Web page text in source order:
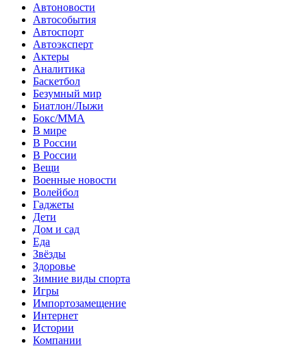
Автоновости
Автособытия
Автоспорт
Автоэксперт
Актеры
Аналитика
Баскетбол
Безумный мир
Биатлон/Лыжи
Бокс/MMA
В мире
В России
В России
Вещи
Военные новости
Волейбол
Гаджеты
Дети
Дом и сад
Еда
Звёзды
Здоровье
Зимние виды спорта
Игры
Импортозамещение
Интернет
Истории
Компании